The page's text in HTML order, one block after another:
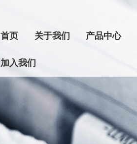
首页 关于我们 产品中心
加入我们